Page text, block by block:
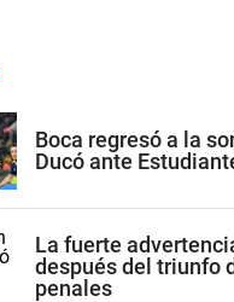
Boca regresó a la
Ducó ante
La fuerte
después del triunfo
penales